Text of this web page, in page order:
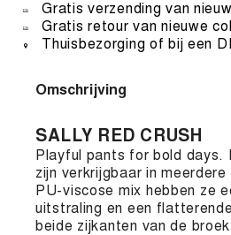
Gratis verzending van
Gratis retour van nieuwe
Thuisbezorging of bij een
Omschrijving
SALLY RED CRUSH
Playful pants for bold days.
zijn verkrijgbaar in
PU-viscose mix hebben ze
uitstraling en een
beide zijkanten van de